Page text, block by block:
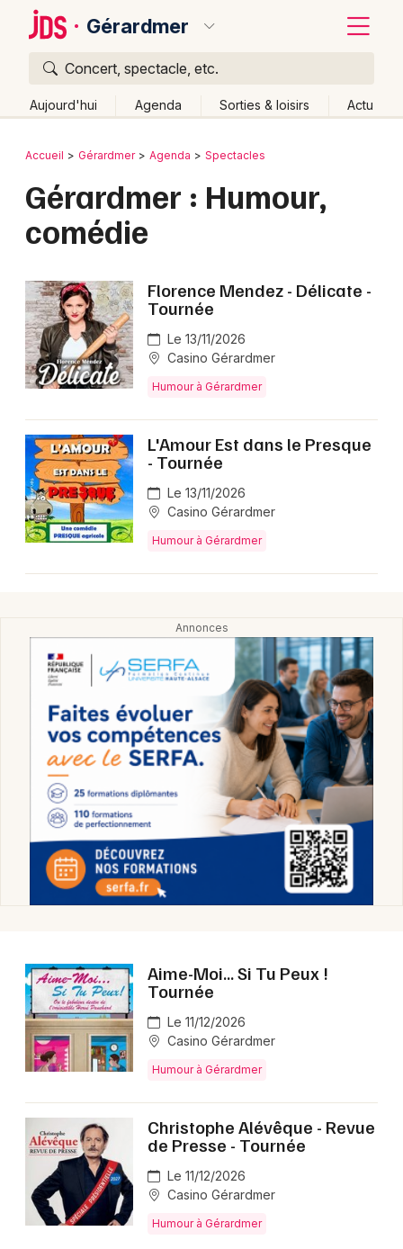
Gérardmer
Concert, spectacle, etc.
Aujourd'hui Agenda Sorties & loisirs Actu
Publier un événement
Activité & Expérience
Manifestations
Spectacles
Concerts
Sports
Soirées
Expos
Humour dans les Vosges
Humour en Lorraine
Humour dans le Grand Est
Artistes en tournée
Actus à Gérardmer
Magazine à Gérardmer
Bordeaux
Colmar
Lyon
Marseille
Mulhouse
Nantes
Nice
Paris
Retour
Accueil Gérardmer Agenda Spectacles
Gérardmer : Humour,
comédie
Florence Mendez - Délicate -
Tournée
Le 13/11/2026
Casino Gérardmer
Humour à Gérardmer
L'Amour Est dans le Presque
- Tournée
Le 13/11/2026
Casino Gérardmer
Humour à Gérardmer
Aime-Moi... Si Tu Peux !
Tournée
Le 11/12/2026
Casino Gérardmer
Humour à Gérardmer
Christophe Alévêque - Revue
de Presse - Tournée
Le 11/12/2026
Casino Gérardmer
Humour à Gérardmer
Quoi ?
Où ?
Partout
Près de moi Changer de lieu
Quand ?